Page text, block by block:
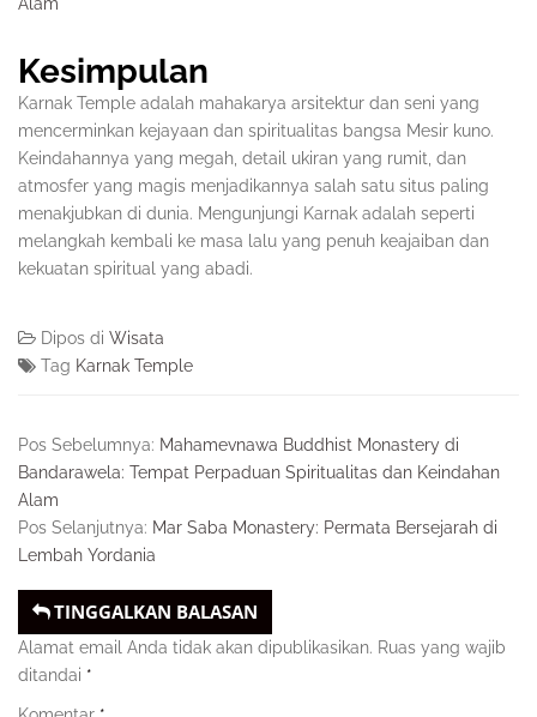
Kesimpulan
Karnak Temple adalah mahakarya arsitektur dan seni yang
mencerminkan kejayaan dan spiritualitas bangsa Mesir kuno.
Keindahannya yang megah, detail ukiran yang rumit, dan
atmosfer yang magis menjadikannya salah satu situs paling
menakjubkan di dunia. Mengunjungi Karnak adalah seperti
melangkah kembali ke masa lalu yang penuh keajaiban dan
kekuatan spiritual yang abadi.
Dipos di Wisata
Tag Karnak Temple
Pos Sebelumnya: Mahamevnawa Buddhist Monastery di
Bandarawela: Tempat Perpaduan Spiritualitas dan Keindahan
Alam
Pos Selanjutnya: Mar Saba Monastery: Permata Bersejarah di
Lembah Yordania
TINGGALKAN BALASAN
Alamat email Anda tidak akan dipublikasikan. Ruas yang wajib
ditandai *